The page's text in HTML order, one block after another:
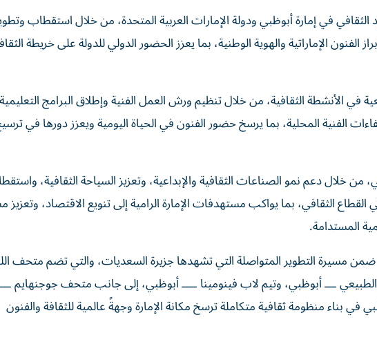
في إمارة أبوظبي ودولة الإمارات العربية المتحدة، من خلال استقطاب
الفنون الإماراتية والهوية الوطنية، بما يعزز الحضور الدولي للدولة على خريطة
في الأنشطة الثقافية، من خلال تنظيم ورش العمل الفنية وإطلاق البرامج التعليمية
الفنية المحلية، بما يرسخ حضور الفنون في الحياة اليومية ويعزز دورها في
من خلال دعم نمو الصناعات الثقافية والإبداعية، وتعزيز السياحة الثقافية،
الثقافي، بما يواكب مستهدفات الإمارة الرامية إلى تنويع الاقتصاد،
المستدامة.
مسيرة التطوير المتواصلة التي تشهدها جزيرة السعديات، والتي تضم متحف
ـــ أبوظبي، وتيم لاب فينومينا ــــ أبوظبي، إلى جانب متحف جوجنهايم ـــ
بناء منظومة ثقافية متكاملة ترسخ مكانة الإمارة وجهةً عالمية للثقافة والفنون